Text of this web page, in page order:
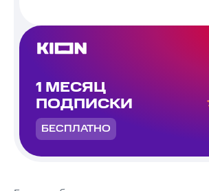
1 МЕСЯЦ
ПОДПИСКИ
БЕСПЛАТНО